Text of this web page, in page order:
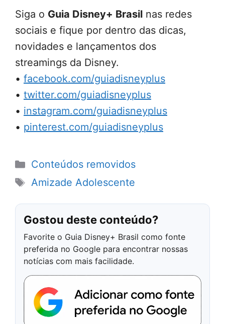
Siga o Guia Disney+ Brasil nas redes
sociais e fique por dentro das dicas,
novidades e lançamentos dos
streamings da Disney.
• facebook.com/guiadisneyplus
• twitter.com/guiadisneyplus
• instagram.com/guiadisneyplus
• pinterest.com/guiadisneyplus
Categorias
Conteúdos removidos
Tags
Amizade Adolescente
Gostou deste conteúdo?
Favorite o Guia Disney+ Brasil como fonte
preferida no Google para encontrar nossas
notícias com mais facilidade.